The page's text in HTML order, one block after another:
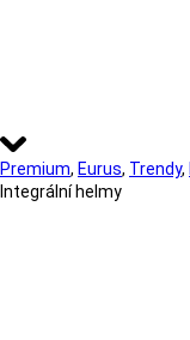
Premium, Eurus, Trendy,
Integrální helmy